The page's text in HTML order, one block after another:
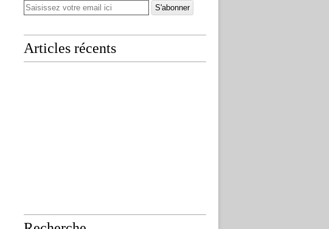
Articles récents